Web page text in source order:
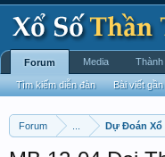
Forum Dự Đoán Xổ
Forum
Tìm kiếm diễn đàn Bài viết
Media Thành